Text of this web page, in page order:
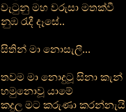
වැටුනු මහ වරුසා මතක්වී
නුඹ රැදී දෑසේ..
සිතින් මා නොසැලී...
තවම මා නොදුටූ සිනා කැන්
හමුනොවූ යාමේ
කදුල මට කරුණා කරන්නැයි